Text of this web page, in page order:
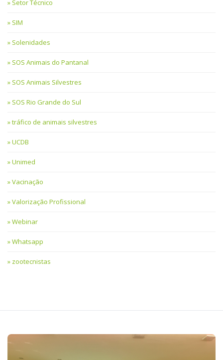
Setor Técnico
SIM
Solenidades
SOS Animais do Pantanal
SOS Animais Silvestres
SOS Rio Grande do Sul
tráfico de animais silvestres
UCDB
Unimed
Vacinação
Valorização Profissional
Webinar
Whatsapp
zootecnistas